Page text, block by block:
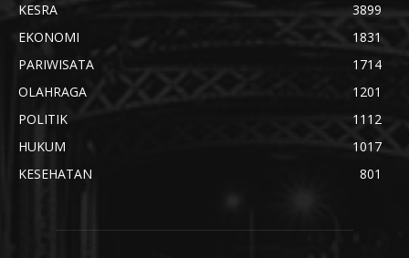
KESRA
3899
EKONOMI
1831
PARIWISATA
1714
OLAHRAGA
1201
POLITIK
1112
HUKUM
1017
KESEHATAN
801